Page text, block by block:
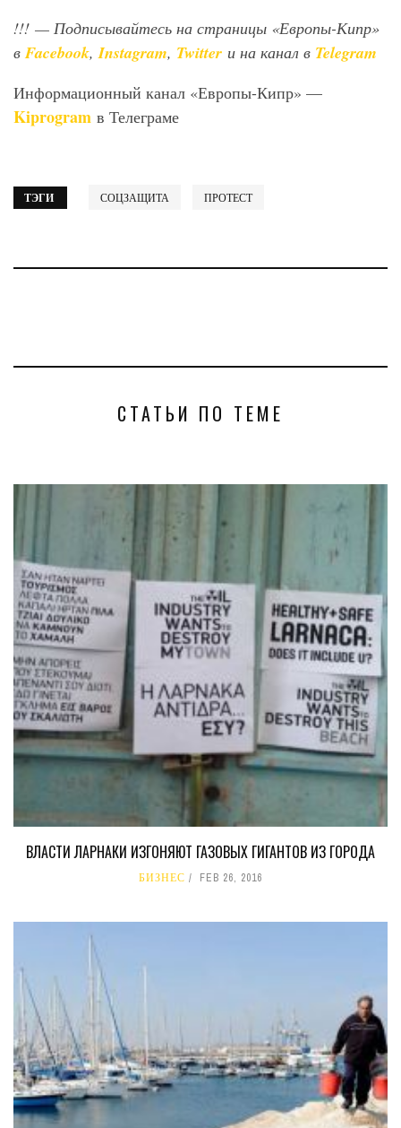
!!! — Подписывайтесь на страницы «Европы-Кипр»
вFacebook,Instagram, Twitter и на канал в Telegram
Информационный канал «Европы-Кипр» —
Kiprogram в Телеграме
ТЭГИ СОЦЗАЩИТА ПРОТЕСТ
СТАТЬИ ПО ТЕМЕ
ВЛАСТИ ЛАРНАКИ ИЗГОНЯЮТ ГАЗОВЫХ ГИГАНТОВ ИЗ ГОРОДА
БИЗНЕС FEB 26, 2016